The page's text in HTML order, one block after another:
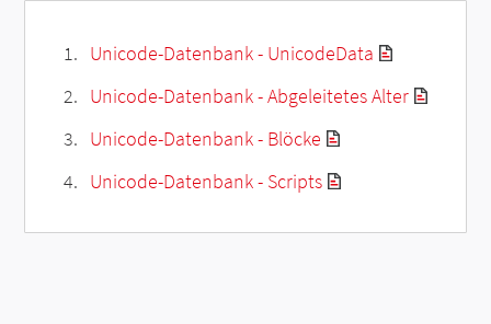
Unicode-Datenbank - UnicodeData
Unicode-Datenbank - Abgeleitetes Alter
Unicode-Datenbank - Blöcke
Unicode-Datenbank - Scripts